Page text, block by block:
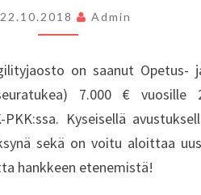
2019
NUORTEN
JUNIOREIDEN
AGILITYN
KEHITTÄMISEEN
YHDISTYKSESSÄ
22.10.2018 Admin
on saanut Opetus-
7.000 € vuosille
Kyseisellä
sekä on voitu aloittaa
hankkeen etenemistä!